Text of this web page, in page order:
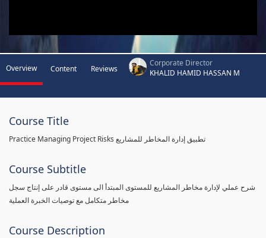
Overview Content Reviews
Corporate Director
KHALID HAMID HASSAN M
Course Title
Practice Managing Project Risks تطبيق إدارة المخاطر للمشاريع
Course Subtitle
شرح عملي لإدارة مخاطر المشاريع للمستوى المبتدأ الى مستوى قادر على إنتاج سجل
مخاطر متكامل مع توصيات الخبرة العملية
Course Description